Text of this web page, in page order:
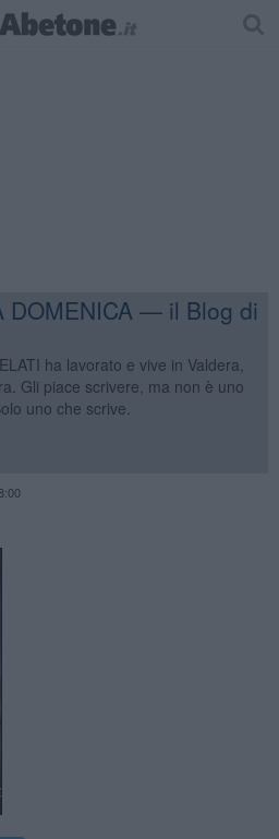
DOMENICA — il Blog di
ha lavorato e vive in Valdera,
Gli piace scrivere, ma non è uno
uno che scrive.